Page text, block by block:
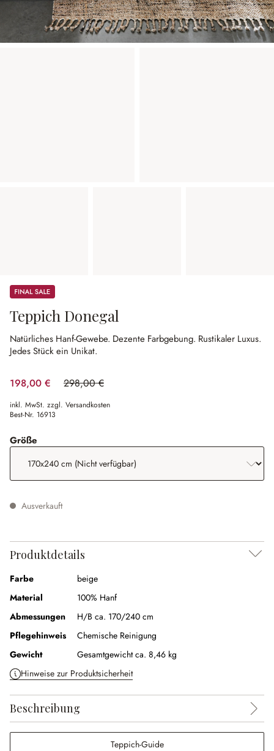
Sale
Teppich Donegal
Natürliches Hanf-Gewebe. Dezente Farbgebung. Rustikaler Luxus.
Jedes Stück ein Unikat.
198,00 € 298,00 €
(33.56% gespart)
inkl. MwSt. zzgl. Versandkosten
Best-Nr. 16913
Größe
Ausverkauft
Produktdetails
Farbe
beige
Material
100% Hanf
Abmessungen
H/B ca. 170/240 cm
Pflegehinweis
Chemische Reinigung
Gewicht
Gesamtgewicht ca. 8,46 kg
Hinweise zur Produktsicherheit
Beschreibung
Teppich-Guide